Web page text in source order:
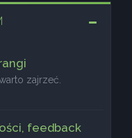
zajrzeć.
feedback